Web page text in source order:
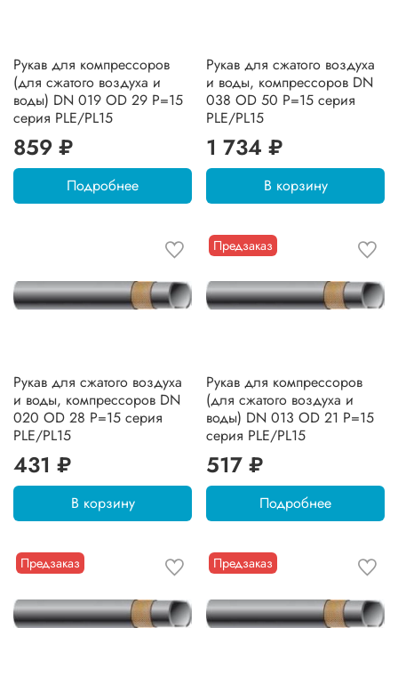
Рукав для компрессоров
(для сжатого воздуха и
воды) DN 019 OD 29 P=15
серия PLE/PL15
859 ₽
Подробнее
Рукав для сжатого воздуха
и воды, компрессоров DN
038 OD 50 P=15 серия
PLE/PL15
1 734 ₽
В корзину
Рукав для сжатого воздуха
и воды, компрессоров DN
020 OD 28 P=15 серия
PLE/PL15
431 ₽
В корзину
Предзаказ
Рукав для компрессоров
(для сжатого воздуха и
воды) DN 013 OD 21 P=15
серия PLE/PL15
517 ₽
Подробнее
Предзаказ Предзаказ